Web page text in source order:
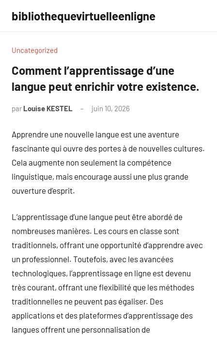
contenu
bibliothequevirtuelleenligne
Uncategorized
Comment l’apprentissage d’une
langue peut enrichir votre existence.
par Louise KESTEL juin 10, 2026
Apprendre une nouvelle langue est une aventure
fascinante qui ouvre des portes à de nouvelles cultures.
Cela augmente non seulement la compétence
linguistique, mais encourage aussi une plus grande
ouverture d’esprit.
L’apprentissage d’une langue peut être abordé de
nombreuses manières. Les cours en classe sont
traditionnels, offrant une opportunité d’apprendre avec
un professionnel. Toutefois, avec les avancées
technologiques, l’apprentissage en ligne est devenu
très courant, offrant une flexibilité que les méthodes
traditionnelles ne peuvent pas égaliser. Des
applications et des plateformes d’apprentissage des
langues offrent une personnalisation de